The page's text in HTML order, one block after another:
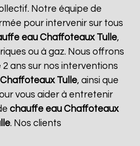
Notre équipe de
pour intervenir sur tous
eau Chaffoteaux Tulle,
ou à gaz. Nous offrons
ans sur nos interventions
Tulle, ainsi que
vous aider à entretenir
chauffe eau Chaffoteaux
. Nos clients